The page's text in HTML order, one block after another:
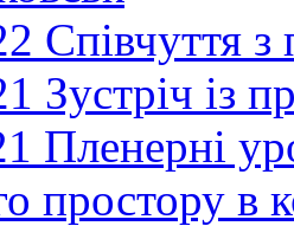
Співчуття з
Зустріч із
Пленерні
простору